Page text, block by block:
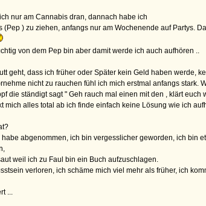
nur am Cannabis dran, dannach habe ich
) zu ziehen, anfangs nur am Wochenende auf Partys.
von dem Pep bin aber damit werde ich auch aufhören ..
geht, dass ich früher oder Später kein Geld haben werde,
nicht zu rauchen fühl ich mich erstmal anfangs
die ständigt sagt " Geh rauch mal einen mit den , klärt
mich alles total ab ich finde einfach keine Lösung wie ich
habe abgenommen, ich bin vergesslicher geworden, ich
weil ich zu Faul bin ein Buch aufzuschlagen.
verloren, ich schäme mich viel mehr als früher, ich
...